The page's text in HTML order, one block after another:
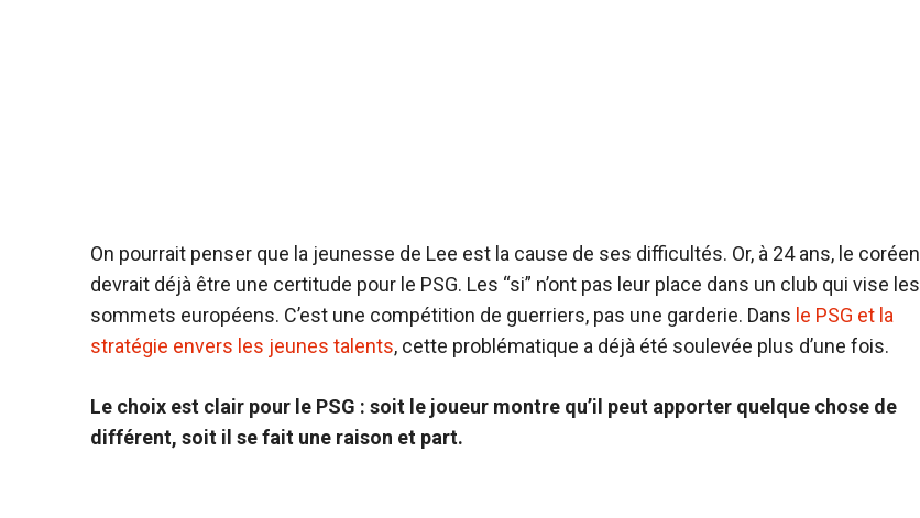
On pourrait penser que la jeunesse de Lee est la cause de ses difficultés. Or, à 24 ans, le coréen
devrait déjà être une certitude pour le PSG. Les “si” n’ont pas leur place dans un club qui vise les
sommets européens. C’est une compétition de guerriers, pas une garderie. Dans le PSG et la
stratégie envers les jeunes talents, cette problématique a déjà été soulevée plus d’une fois.
Le choix est clair pour le PSG : soit le joueur montre qu’il peut apporter quelque chose de
différent, soit il se fait une raison et part.